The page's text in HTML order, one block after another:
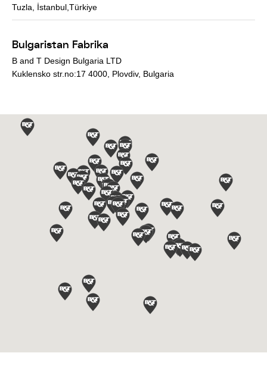
Tuzla, İstanbul,Türkiye
Bulgaristan Fabrika
B and T Design Bulgaria LTD
Kuklensko str.no:17 4000, Plovdiv, Bulgaria